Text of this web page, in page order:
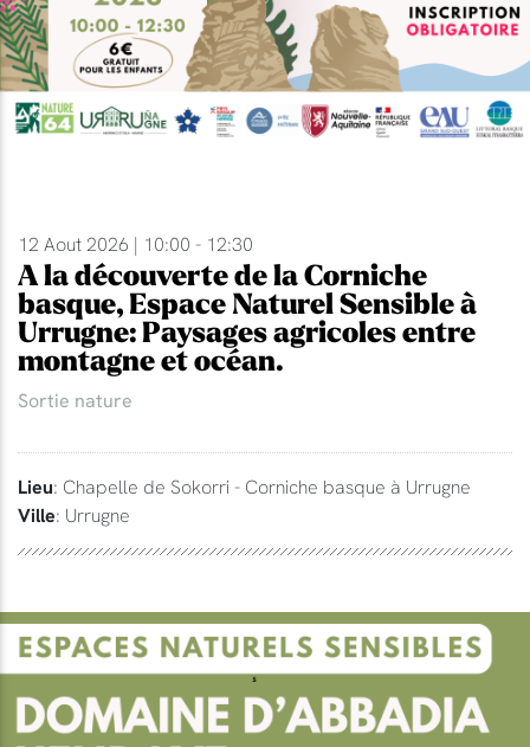
12 Aout 2026 | 10:00 - 12:30
A la découverte de la Corniche
basque, Espace Naturel Sensible à
Urrugne: Paysages agricoles entre
montagne et océan.
Sortie nature
Lieu: Chapelle de Sokorri - Corniche basque à Urrugne
Ville: Urrugne